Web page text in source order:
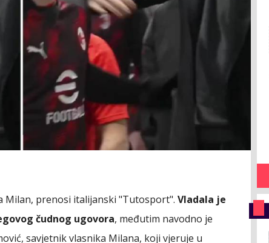
Milan, prenosi italijanski "Tutosport". Vladala je
čudnog ugovora, međutim navodno je
savjetnik vlasnika Milana, koji vjeruje u